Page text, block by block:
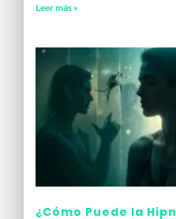
Leer más »
¿Cómo Puede la